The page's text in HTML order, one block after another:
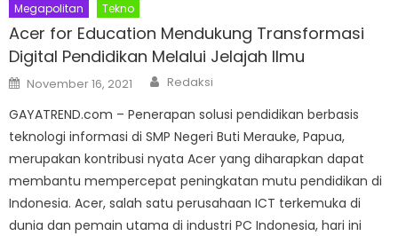
Megapolitan Tekno
Acer for Education Mendukung Transformasi
Digital Pendidikan Melalui Jelajah Ilmu
Posted
on
November 16, 2021 Author
Redaksi
GAYATREND.com – Penerapan solusi pendidikan berbasis
teknologi informasi di SMP Negeri Buti Merauke, Papua,
merupakan kontribusi nyata Acer yang diharapkan dapat
membantu mempercepat peningkatan mutu pendidikan di
Indonesia. Acer, salah satu perusahaan ICT terkemuka di
dunia dan pemain utama di industri PC Indonesia, hari ini